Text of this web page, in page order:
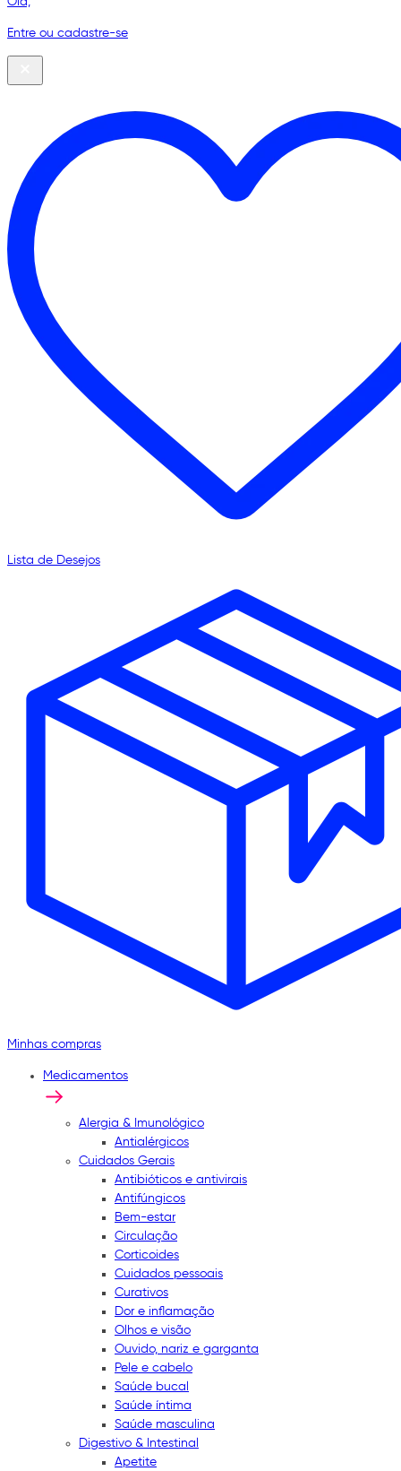
Entre ou cadastre-se
Lista de Desejos
Minhas compras
Medicamentos
Alergia & Imunológico
Antialérgicos
Cuidados Gerais
Antibióticos e antivirais
Antifúngicos
Bem-estar
Circulação
Corticoides
Cuidados pessoais
Curativos
Dor e inflamação
Olhos e visão
Ouvido, nariz e garganta
Pele e cabelo
Saúde bucal
Saúde íntima
Saúde masculina
Digestivo & Intestinal
Apetite